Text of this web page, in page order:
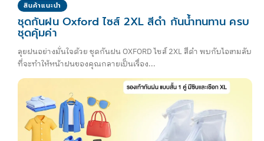
สินค้าแนะนำ
ชุดกันฝน Oxford ไซส์ 2XL สีดำ กันน้ำทนทาน ครบ
ชุดคุ้มค่า
ลุยฝนอย่างมั่นใจด้วย ชุดกันฝน OXFORD ไซส์ 2XL สีดำ พบกับไอเทมลับ
ที่จะทำให้หน้าฝนของคุณกลายเป็นเรื่อง...